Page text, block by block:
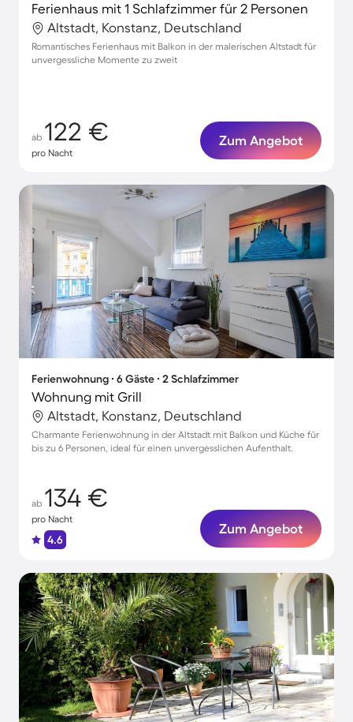
Ferienhaus mit 1 Schlafzimmer für 2 Personen
Altstadt, Konstanz, Deutschland
Romantisches Ferienhaus mit Balkon in der malerischen Altstadt für
unvergessliche Momente zu zweit
ab 122 €
pro Nacht
Zum Angebot
Ferienwohnung ∙ 6 Gäste ∙ 2 Schlafzimmer
Wohnung mit Grill
Altstadt, Konstanz, Deutschland
Charmante Ferienwohnung in der Altstadt mit Balkon und Küche für
bis zu 6 Personen, ideal für einen unvergesslichen Aufenthalt.
ab 134 €
pro Nacht
4.6
Zum Angebot